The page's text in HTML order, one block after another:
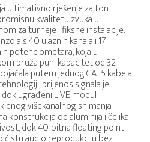
ultimativno rješenje za ton
kvalitetu zvuka u
za turneje i fiksne instalacije.
s 40 ulaznih kanala i 17
potenciometara, koja u
pruža puni kapacitet od 32
putem jednog CAT5 kabela.
prijenos signala je
ugrađeni LIVE modul
višekanalnog snimanja
konstrukcija od aluminija i čelika
dok 40-bitna floating point
čistu audio reprodukciju bez